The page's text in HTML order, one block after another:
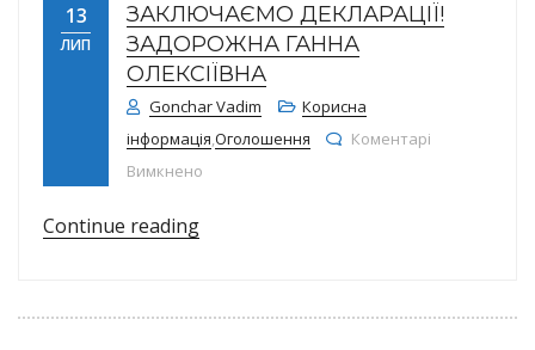
13
ЛИП
ЗАКЛЮЧАЄМО ДЕКЛАРАЦІЇ!
ЗАДОРОЖНА ГАННА
ОЛЕКСІЇВНА
Gonchar Vadim
Корисна
інформація,Оголошення
Коментарі
Вимкнено
Continue reading“ЗАКЛЮЧАЄМО ДЕКЛАРАЦІЇ!